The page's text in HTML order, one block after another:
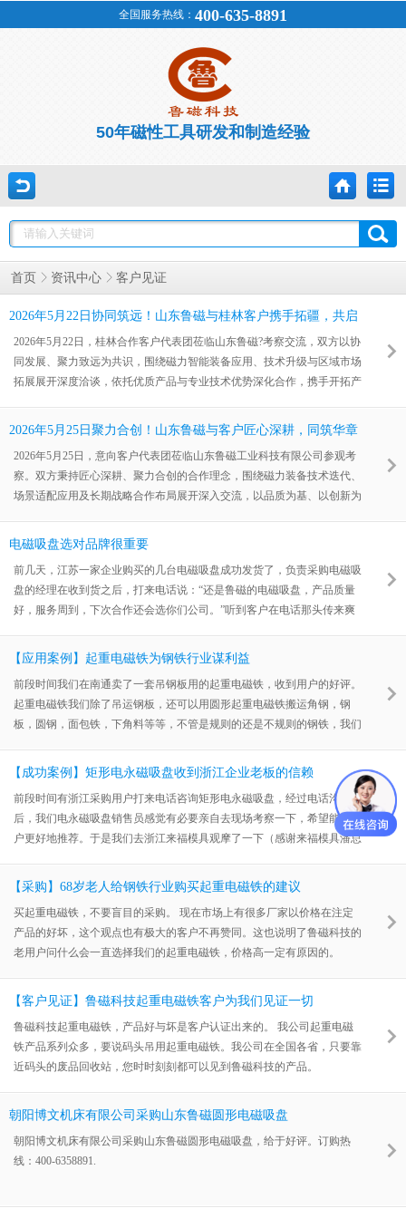
全国服务热线： 400-635-8891
50年磁性工具研发和制造经验
首页 资讯中心 客户见证
2026年5月22日协同筑远！山东鲁磁与桂林客户携手拓疆，共启
新程
2026年5月22日，桂林合作客户代表团莅临山东鲁磁?考察交流，双方以协
同发展、聚力致远为共识，围绕磁力智能装备应用、技术升级与区域市场
拓展展开深度洽谈，依托优质产品与专业技术优势深化合作，携手开拓产
2026年5月25日聚力合创！山东鲁磁与客户匠心深耕，同筑华章
2026年5月25日，意向客户代表团莅临山东鲁磁工业科技有限公司参观考
察。双方秉持匠心深耕、聚力合创的合作理念，围绕磁力装备技术迭代、
场景适配应用及长期战略合作布局展开深入交流，以品质为基、以创新为
电磁吸盘选对品牌很重要
前几天，江苏一家企业购买的几台电磁吸盘成功发货了，负责采购电磁吸
盘的经理在收到货之后，打来电话说：“还是鲁磁的电磁吸盘，产品质量
好，服务周到，下次合作还会选你们公司。”听到客户在电话那头传来爽
【应用案例】起重电磁铁为钢铁行业谋利益
前段时间我们在南通卖了一套吊钢板用的起重电磁铁，收到用户的好评。
起重电磁铁我们除了吊运钢板，还可以用圆形起重电磁铁搬运角钢，钢
板，圆钢，面包铁，下角料等等，不管是规则的还是不规则的钢铁，我们
【成功案例】矩形电永磁吸盘收到浙江企业老板的信赖
前段时间有浙江采购用户打来电话咨询矩形电永磁吸盘，经过电话沟通之
后，我们电永磁吸盘销售员感觉有必要亲自去现场考察一下，希望能给用
户更好地推荐。于是我们去浙江来福模具观摩了一下（感谢来福模具潘总
【采购】68岁老人给钢铁行业购买起重电磁铁的建议
买起重电磁铁，不要盲目的采购。 现在市场上有很多厂家以价格在注定
产品的好坏，这个观点也有极大的客户不再赞同。这也说明了鲁磁科技的
老用户问什么会一直选择我们的起重电磁铁，价格高一定有原因的。
【客户见证】鲁磁科技起重电磁铁客户为我们见证一切
鲁磁科技起重电磁铁，产品好与坏是客户认证出来的。 我公司起重电磁
铁产品系列众多，要说码头吊用起重电磁铁。我公司在全国各省，只要靠
近码头的废品回收站，您时时刻刻都可以见到鲁磁科技的产品。
朝阳博文机床有限公司采购山东鲁磁圆形电磁吸盘
朝阳博文机床有限公司采购山东鲁磁圆形电磁吸盘，给于好评。订购热
线：400-6358891.